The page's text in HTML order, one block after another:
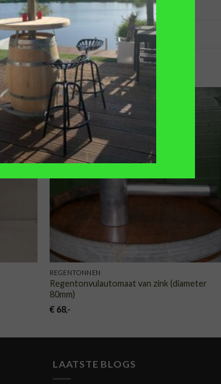
REGENTONNEN
Regentonvulautomaat van zink (diameter
80mm)
€68,-
LAATSTE BLOGS